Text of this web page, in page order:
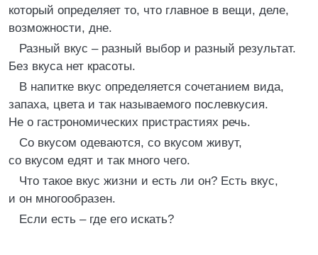
который определяет то, что главное в вещи, деле,
возможности, дне.
Разный вкус – разный выбор и разный результат.
Без вкуса нет красоты.
В напитке вкус определяется сочетанием вида,
запаха, цвета и так называемого послевкусия.
Не о гастрономических пристрастиях речь.
Со вкусом одеваются, со вкусом живут,
со вкусом едят и так много чего.
Что такое вкус жизни и есть ли он? Есть вкус,
и он многообразен.
Если есть – где его искать?